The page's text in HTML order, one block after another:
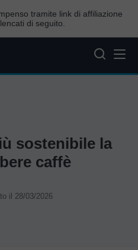
tramite link di affiliazione
di seguito.
sostenibile la
caffè
il 28/03/2026